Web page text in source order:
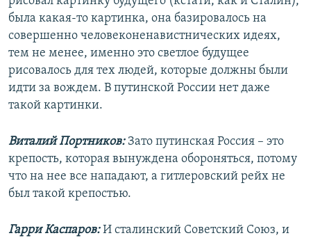
была какая-то картинка, она базировалось на
совершенно человеконенавистнических идеях,
тем не менее, именно это светлое будущее
рисовалось для тех людей, которые должны были
идти за вождем. В путинской России нет даже
такой картинки.
Виталий Портников: Зато путинская Россия – это
крепость, которая вынуждена обороняться, потому
что на нее все нападают, а гитлеровский рейх не
был такой крепостью.
Гарри Каспаров:И сталинский Советский Союз, и